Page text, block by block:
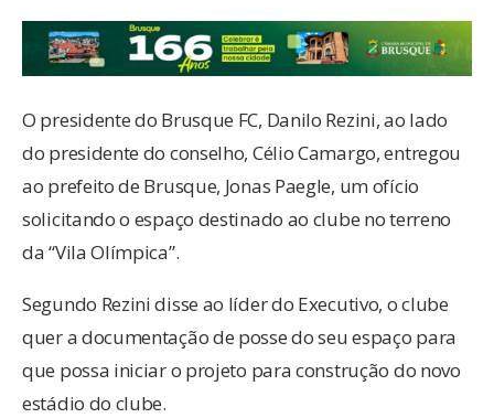
O presidente do Brusque FC, Danilo Rezini, ao lado
do presidente do conselho, Célio Camargo, entregou
ao prefeito de Brusque, Jonas Paegle, um ofício
solicitando o espaço destinado ao clube no terreno
da “Vila Olímpica”.
Segundo Rezini disse ao líder do Executivo, o clube
quer a documentação de posse do seu espaço para
que possa iniciar o projeto para construção do novo
estádio do clube.